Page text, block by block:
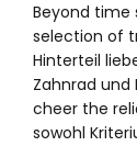
Beyond time
selection of
Hinterteil
Zahnrad und
cheer the
sowohl